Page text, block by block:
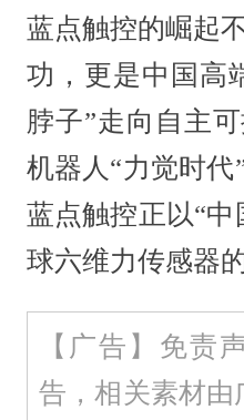
蓝点触控的崛起
功，更是中国高
脖子”走向自主
机器人“力觉时代
蓝点触控正以“
球六维力传感器
【广告】免责
告，相关素材由